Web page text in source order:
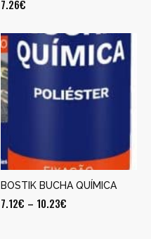
7.26€
BOSTIK BUCHA QUÍMICA
7.12€ – 10.23€